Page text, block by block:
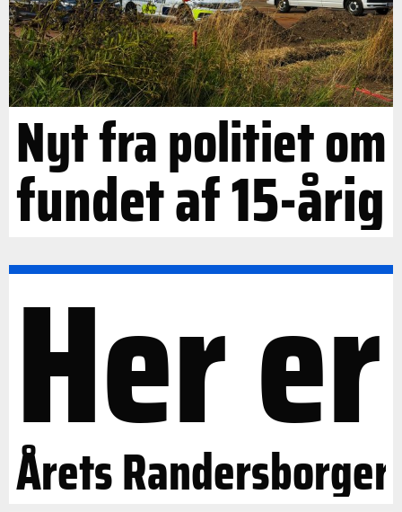
Nyt fra politiet om
fundet af 15-årig
Her er
Årets Randersborger